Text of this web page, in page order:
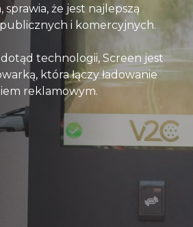
że jest najlepszą
i komercyjnych.
technologii, Screen jest
która łączy ładowanie
reklamowym.